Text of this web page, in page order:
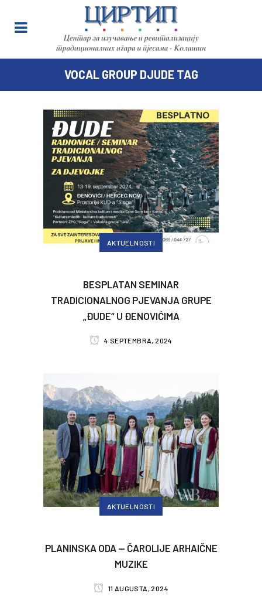
VOCAL GROUP DJUDE TAG
AKTUELNOSTI
BESPLATAN SEMINAR
TRADICIONALNOG PJEVANJA GRUPE
„ĐUDE“ U ĐENOVIĆIMA
4 SEPTEMBRA, 2024
AKTUELNOSTI
PLANINSKA ODA — ČAROLIJE ARHAIČNE
MUZIKE
11 AUGUSTA, 2024